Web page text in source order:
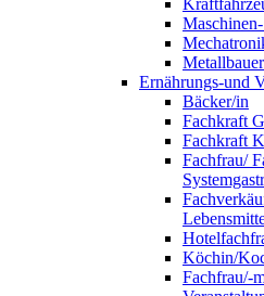
Ernährungs-und
Bäcker/in
Fachkraft
Fachkraft
Fachfrau/
Köchin/
Fachfrau/-